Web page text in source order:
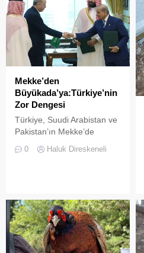
Mekke’den
Büyükada’ya:Türkiye’nin
Zor Dengesi
Türkiye, Suudi Arabistan ve
Pakistan’ın Mekke’de
Anlaşması, bölgesel
NATO’su” olarak
tanımlamak için erken.
Ancak Türkiye açısından
önemli olan, Ankara’nın aynı
anda NATO üyesi olması,
0 Haluk Direskeneli